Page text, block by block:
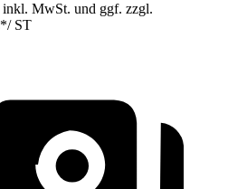
MwSt. und ggf. zzgl.
*/ ST